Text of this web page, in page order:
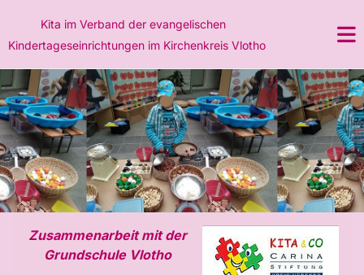
Kita im Verband der evangelischen
Kindertageseinrichtungen im Kirchenkreis Vlotho
Zusammenarbeit mit der
Grundschule Vlotho